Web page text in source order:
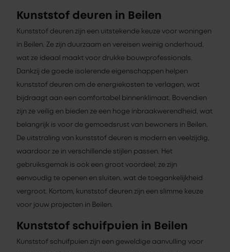
Kunststof deuren in Beilen
Kunststof deuren zijn een uitstekende keuze voor woningen
in Beilen. Ze zijn duurzaam en vereisen weinig onderhoud,
wat ze ideaal maakt voor drukke bouwprofessionals.
Dankzij de goede isolerende eigenschappen helpen
kunststof deuren om de energiekosten te verlagen, wat
bijdraagt aan een comfortabel binnenklimaat. Bovendien
zijn ze veilig en bieden ze een hoge inbraakwerendheid, wat
belangrijk is voor de gemoedsrust van bewoners in Beilen.
De uitstraling van kunststof deuren is modern en veelzijdig,
waardoor ze in verschillende stijlen passen. Het
gebruiksgemak is ook een groot voordeel; ze zijn
eenvoudig te openen en sluiten, wat de toegankelijkheid
vergroot. Kortom, kunststof deuren zijn een slimme keuze
voor jouw projecten in Beilen.
Kunststof schuifpuien in Beilen
Kunststof schuifpuien zijn een geweldige aanvulling voor